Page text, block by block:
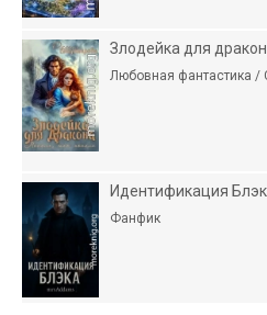
Злодейка для
Любовная фантастика
Идентификация
Фанфик